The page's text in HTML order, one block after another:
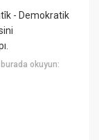
- Demokratik
burada okuyun: